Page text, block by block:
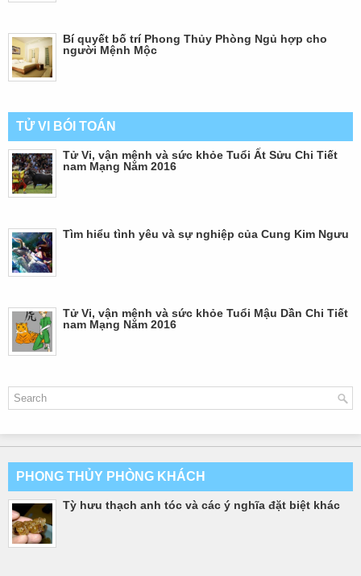
Bí quyết bố trí Phong Thủy Phòng Ngủ hợp cho
người Mệnh Mộc
TỬ VI BÓI TOÁN
Tử Vi, vận mệnh và sức khỏe Tuổi Ất Sửu Chi Tiết
nam Mạng Năm 2016
Tìm hiểu tình yêu và sự nghiệp của Cung Kim Ngưu
Tử Vi, vận mệnh và sức khỏe Tuổi Mậu Dần Chi Tiết
nam Mạng Năm 2016
PHONG THỦY PHÒNG KHÁCH
Tỳ hưu thạch anh tóc và các ý nghĩa đặt biệt khác